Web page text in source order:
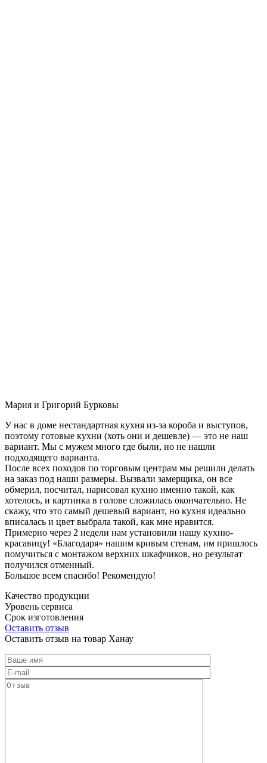
Мария и Григорий Бурковы
У нас в доме нестандартная кухня из-за короба и выступов,
поэтому готовые кухни (хоть они и дешевле) — это не наш
вариант. Мы с мужем много где были, но не нашли
подходящего варианта.
После всех походов по торговым центрам мы решили делать
на заказ под наши размеры. Вызвали замерщика, он все
обмерил, посчитал, нарисовал кухню именно такой, как
хотелось, и картинка в голове сложилась окончательно. Не
скажу, что это самый дешевый вариант, но кухня идеально
вписалась и цвет выбрала такой, как мне нравится.
Примерно через 2 недели нам установили нашу кухню-
красавицу! «Благодаря» нашим кривым стенам, им пришлось
помучиться с монтажом верхних шкафчиков, но результат
получился отменный.
Большое всем спасибо! Рекомендую!
Качество продукции
Уровень сервиса
Срок изготовления
Оставить отзыв
Оставить отзыв на товар Ханау